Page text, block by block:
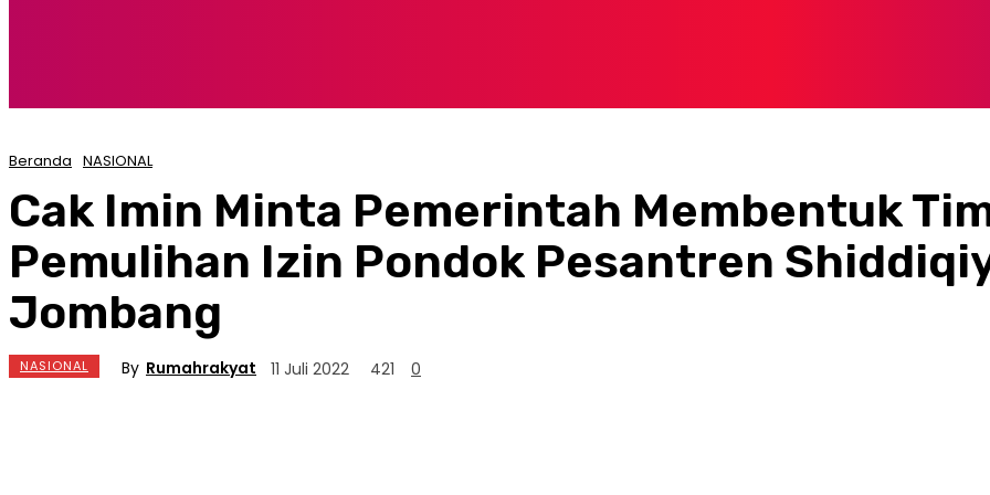
Beranda NASIONAL
Cak Imin Minta Pemerintah Membentuk
Pemulihan Izin Pondok Pesantren
Jombang
NASIONAL By Rumahrakyat 11 Juli 2022 421 0